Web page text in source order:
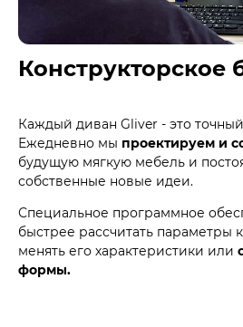
Конструкторское
Каждый диван Gliver - это
Ежедневно мы проектируем и
будущую мягкую мебель и
собственные новые идеи.
Специальное программное
быстрее рассчитать параметры
менять его характеристики или
формы.